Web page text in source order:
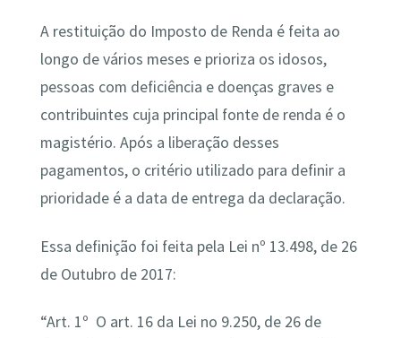
A restituição do Imposto de Renda é feita ao
longo de vários meses e prioriza os idosos,
pessoas com deficiência e doenças graves e
contribuintes cuja principal fonte de renda é o
magistério. Após a liberação desses
pagamentos, o critério utilizado para definir a
prioridade é a data de entrega da declaração.
Essa definição foi feita pela Lei nº 13.498, de 26
de Outubro de 2017:
“Art. 1º O art. 16 da Lei no 9.250, de 26 de